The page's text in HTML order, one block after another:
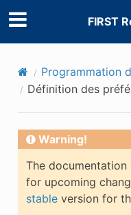
FIRST
Programmation
Définition des
Warning!
The
for upcoming
stableversion for